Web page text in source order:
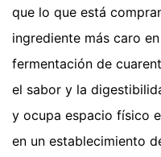
que lo que está
ingrediente más caro
fermentación de
el sabor y la
y ocupa espacio físico
en un establecimiento